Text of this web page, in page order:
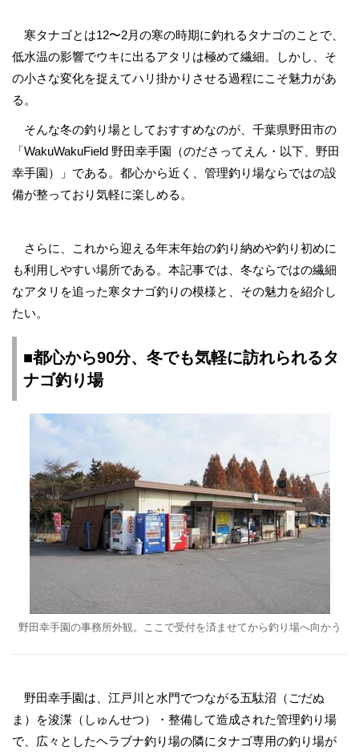
寒タナゴとは12〜2月の寒の時期に釣れるタナゴのことで、
低水温の影響でウキに出るアタリは極めて繊細。しかし、そ
の小さな変化を捉えてハリ掛かりさせる過程にこそ魅力があ
る。
そんな冬の釣り場としておすすめなのが、千葉県野田市の
「WakuWakuField 野田幸手園（のださってえん・以下、野田
幸手園）」である。都心から近く、管理釣り場ならではの設
備が整っており気軽に楽しめる。
さらに、これから迎える年末年始の釣り納めや釣り初めに
も利用しやすい場所である。本記事では、冬ならではの繊細
なアタリを追った寒タナゴ釣りの模様と、その魅力を紹介し
たい。
■都心から90分、冬でも気軽に訪れられるタ
ナゴ釣り場
野田幸手園の事務所外観。ここで受付を済ませてから釣り場へ向かう
野田幸手園は、江戸川と水門でつながる五駄沼（ごだぬ
ま）を浚渫（しゅんせつ）・整備して造成された管理釣り場
で、広々としたヘラブナ釣り場の隣にタナゴ専用の釣り場が